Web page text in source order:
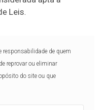
Leis.
responsabilidade de quem
reprovar ou eliminar
do site ou que